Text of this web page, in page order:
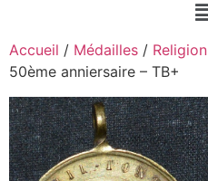
Accueil / Médailles / Religion
50ème anniersaire – TB+